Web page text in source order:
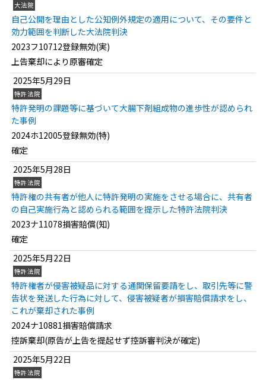
大法院
自己公開を理由とした公知例外規定の適用について、その要件と
効力範囲を判断した大法院判決
2023フ10712登録無効(実)
上告棄却により原審確定
2025年5月29日
特許法院
特許発明の課題等に基づいて大腸下剤組成物の進歩性が認められ
た事例
2024ホ12005登録無効(特)
確定
2025年5月28日
特許法院
特許権の共有者が他人に特許発明の実施をさせる場合に、共有者
の自己実施行為と認められる範囲を提示した特許法院判決
2023ナ11078損害賠償(知)
確定
2025年5月22日
特許法院
特許権者が侵害被疑品に対する通関保留要請をし、取引先等に警
告状を発送した行為に対して、侵害被疑者が損害賠償請求をし、
これが棄却された事例
2024ナ10881損害賠償請求
控訴棄却(原告が上告を提起せず控訴審判決が確定)
2025年5月22日
特許法院